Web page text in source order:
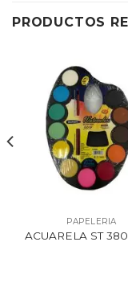
PRODUCTOS
PAPELERIA
ACUARELA ST